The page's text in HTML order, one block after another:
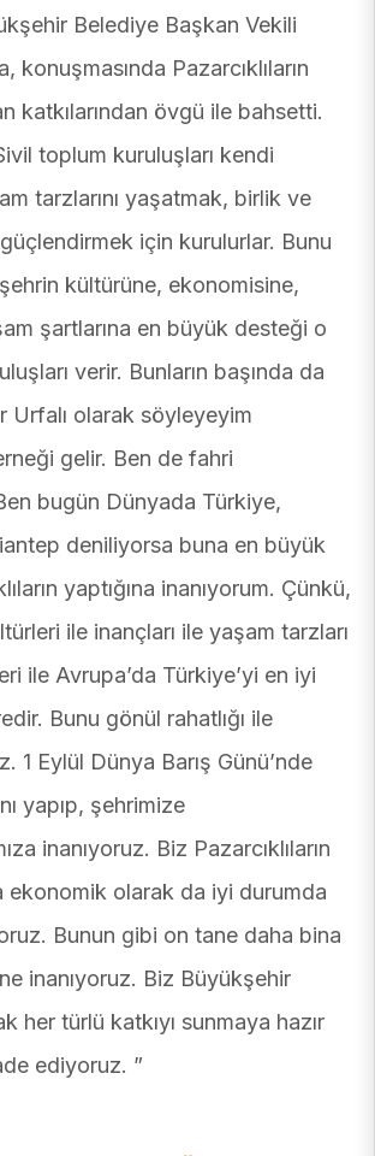
Belediye Başkan Vekili
konuşmasında Pazarcıklıların
katkılarından övgü ile bahsetti.
toplum kuruluşları kendi
tarzlarını yaşatmak, birlik ve
için kurulurlar. Bunu
kültürüne, ekonomisine,
şartlarına en büyük desteği o
verir. Bunların başında da
Urfalı olarak söyleyeyim
gelir. Ben de fahri
bugün Dünyada Türkiye,
deniliyorsa buna en büyük
yaptığına inanıyorum. Çünkü,
ile inançları ile yaşam tarzları
ile Avrupa’da Türkiye’yi en iyi
Bunu gönül rahatlığı ile
1 Eylül Dünya Barış Günü’nde
yapıp, şehrimize
inanıyoruz. Biz Pazarcıklıların
ekonomik olarak da iyi durumda
Bunun gibi on tane daha bina
inanıyoruz. Biz Büyükşehir
her türlü katkıyı sunmaya hazır
ediyoruz. ”